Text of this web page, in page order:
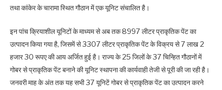
तथा कांकेर के चारामा स्थित गौठान में एक यूनिट संचालित है।
इन पांच क्रियाशील यूनिटों के माध्यम से अब तक 8997 लीटर प्राकृतिक पेंट का
उत्पादन किया गया है, जिसमें से 3307 लीटर प्राकृतिक पेंट के विक्रय से 7 लाख 2
हजार 30 रूपए की आय अर्जित हुई है। राज्य के 25 जिलों के 37 चिन्हित गौठानों में
गोबर से प्राकृतिक पेंट बनाने की यूनिट स्थापना की कार्यवाही तेजी से पूरी की जा रही है।
जनवरी माह के अंत तक यह सभी 37 यूनिटें गोबर से प्राकृतिक पेंट का उत्पादन करने